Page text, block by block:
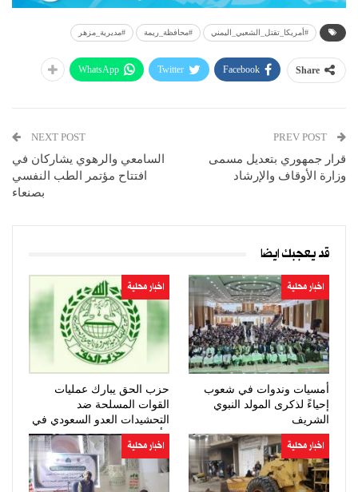
#أمريكا_تقتل_الشعبي_اليمني #محافظة_ريمة #مديرية_مزهر
Share
Facebook
Twitter
WhatsApp
قرار جمهوري بتعديل مسمى
وزارة الأوقاف والإرشاد
NEXT POST
السامعي والرهوي يشاركان في
افتتاح مؤتمر الطب النفسي
بصنعاء
قد يعجبك ايضا
اخبار محلية
أمسيات وندوات في شعوب
إحياءً لذكرى المولد النبوي
الشريف
اخبار محلية
حزب الحق يبارك عمليات
القوات المسلحة ضد
التحشيدات العدو السعودي في
مأرب وحضرموت
اخبار محلية اخبار محلية